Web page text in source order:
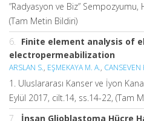
”Radyasyon ve Biz” Sempozyumu,
(Tam Metin Bildiri)
6. Finite element analysis of
electropermeabilization
ARSLAN S., EŞMEKAYA M. A., CANSEVEN
1. Uluslararası Kanser ve İyon
Eylül 2017, cilt.14, ss.14-22, (Tam
7. İnsan Glioblastoma Hücre